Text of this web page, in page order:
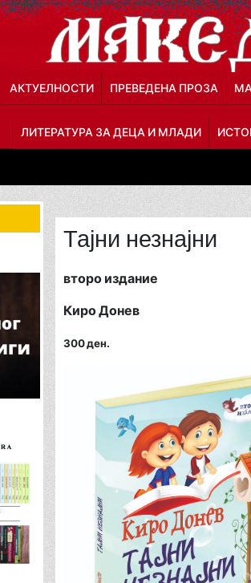
АКТУЕЛНОСТИ ПРЕВЕДЕНА ПРОЗА
ЛИТЕРАТУРА ЗА ДЕЦА И МЛАДИ
Тајни незнајни
второ издание
Киро Донев
300 ден.